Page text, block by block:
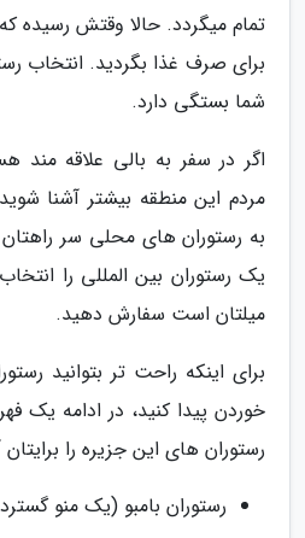
تمام می­گردد. حالا وقتش رسیده
برای صرف غذا بگردید. انتخاب
شما بستگی دارد.
اگر در سفر به بالی علاقه مند
مردم این منطقه بیشتر آشنا
به رستوران های محلی سر
یک رستوران بین المللی را
میلتان است سفارش دهید.
برای اینکه راحت تر بتوانید
خوردن پیدا کنید، در ادامه یک
رستوران های این جزیره را برایتان
رستوران بامبو (یک منو